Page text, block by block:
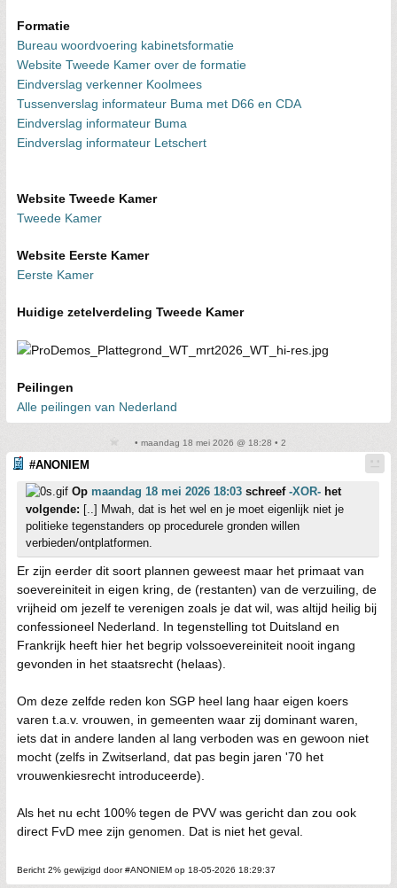
Formatie
Bureau woordvoering kabinetsformatie
Website Tweede Kamer over de formatie
Eindverslag verkenner Koolmees
Tussenverslag informateur Buma met D66 en CDA
Eindverslag informateur Buma
Eindverslag informateur Letschert
Website Tweede Kamer
Tweede Kamer
Website Eerste Kamer
Eerste Kamer
Huidige zetelverdeling Tweede Kamer
Peilingen
Alle peilingen van Nederland
• maandag 18 mei 2026 @ 18:28 • 2
#ANONIEM
Op maandag 18 mei 2026 18:03 schreef -XOR- het
volgende: [..] Mwah, dat is het wel en je moet eigenlijk niet je
politieke tegenstanders op procedurele gronden willen
verbieden/ontplatformen.
Er zijn eerder dit soort plannen geweest maar het primaat van
soevereiniteit in eigen kring, de (restanten) van de verzuiling, de
vrijheid om jezelf te verenigen zoals je dat wil, was altijd heilig bij
confessioneel Nederland. In tegenstelling tot Duitsland en
Frankrijk heeft hier het begrip volssoevereiniteit nooit ingang
gevonden in het staatsrecht (helaas).
Om deze zelfde reden kon SGP heel lang haar eigen koers
varen t.a.v. vrouwen, in gemeenten waar zij dominant waren,
iets dat in andere landen al lang verboden was en gewoon niet
mocht (zelfs in Zwitserland, dat pas begin jaren '70 het
vrouwenkiesrecht introduceerde).
Als het nu echt 100% tegen de PVV was gericht dan zou ook
direct FvD mee zijn genomen. Dat is niet het geval.
Bericht 2% gewijzigd door #ANONIEM op 18-05-2026 18:29:37